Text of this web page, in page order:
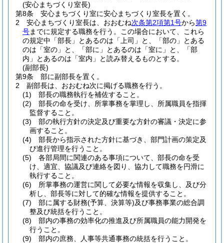
(安心まちづくり室長)
第8条
安心まちづくり室に安心まちづくり室長を置く。
2
安心まちづくり室長は、おおむね次条第2項第1号から第9
号までに規定する職務を行う。
この場合において、これら
の規定中「部長」とあるのは「上司」と、「部の」とある
のは「室の」と、「部に」とあるのは「室に」と、「部
内」とあるのは「室内」と読み替えるものとする。
(副部長)
第9条
部に副部長を置く。
2
副部長は、おおむね次に掲げる職務を行う。
(1)
部長の職務執行を補佐すること。
(2)
部長の命を受け、所掌事務を掌理し、所属職員を指揮
監督すること。
(3)
部の執行方針の決定及び重要な方針の審議・決定に参
画すること。
(4)
部長から指示された方針に基づき、部門計画の策定及
び進行管理を行うこと。
(5)
各部局間に関連のある事項について、部長の命を受
け、適宜、協議及び連絡を図り、協力して職務を円滑に
執行すること。
(6)
所掌事務の運営に関して必要な情報を収集し、及び分
析し、部長等に対して的確な情報を提供すること。
(7)
部に属する財務(予算、決算等)及び事務事業の総合調
整及び統括を行うこと。
(8)
部内の事務の効率化の推進及び所属職員の能力開発を
行うこと。
(9)
部内の庶務、人事等共通事務の統括を行うこと。